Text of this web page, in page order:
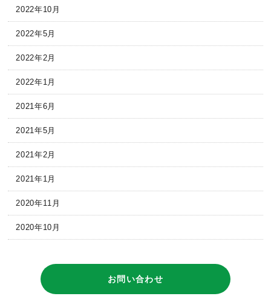
2022年10月
2022年5月
2022年2月
2022年1月
2021年6月
2021年5月
2021年2月
2021年1月
2020年11月
2020年10月
お問い合わせ